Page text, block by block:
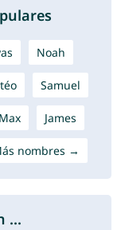
Noah
Samuel
Max James
nombres →
...